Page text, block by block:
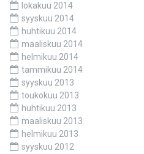
lokakuu 2014
syyskuu 2014
huhtikuu 2014
maaliskuu 2014
helmikuu 2014
tammikuu 2014
syyskuu 2013
toukokuu 2013
huhtikuu 2013
maaliskuu 2013
helmikuu 2013
syyskuu 2012